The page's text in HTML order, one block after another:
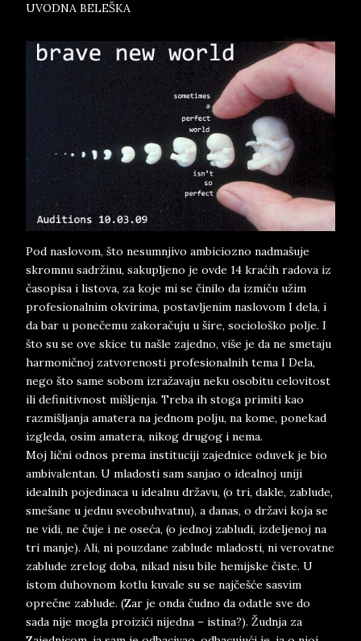
UVODNA BELEŠKA
Pod naslovom, što nesumnjivo ambiciozno nadmašuje
skromnu sadržinu, sakupljeno je ovde 14 kraćih radova iz
časopisa i listova, za koje mi se činilo da izmiču užim
profesionalnim okvirima, postavljenim naslovom I dela, i
da bar u ponečemu zakoračuju u šire, sociološko polje. I
što su se ove skice tu našle zajedno, više je da ne smetaju
harmoničnoj zatvorenosti profesionalnih tema I Dela,
nego što same sobom izražavaju neku osobitu celovitost
ili definitivnost mišljenja. Treba ih stoga primiti kao
razmišljanja amatera na jednom polju, na kome, ponekad
izgleda, osim amatera, nikog drugog i nema.
Moj lični odnos prema instituciji zajednice oduvek je bio
ambivalentan. U mladosti sam sanjao o idealnoj uniji
idealnih pojedinaca u idealnu državu, (o tri, dakle, zablude,
smešane u jednu sveobuhvatnu), a danas, o državi koja se
ne vidi, ne čuje i ne oseća, (o jednoj zabludi, izdeljenoj na
tri manje). Ali, ni pouzdane zablude mladosti, ni verovatne
zablude zrelog doba, nikad nisu bile hemijske čiste. U
istom duhovnom kotlu kuvale su se najčešće sasvim
oprečne zablude. (Zar je onda čudno da odatle sve do
sada nije mogla proizići nijedna – istina?). Žudnja za